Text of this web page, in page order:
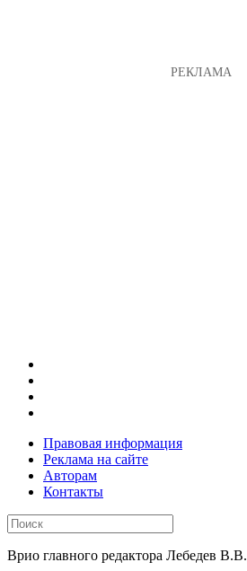
Правовая информация
Реклама на сайте
Авторам
Контакты
Врио главного редактора Лебедев В.В.